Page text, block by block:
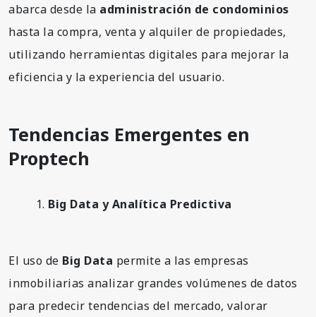
abarca desde la administración de condominios
hasta la compra, venta y alquiler de propiedades,
utilizando herramientas digitales para mejorar la
eficiencia y la experiencia del usuario.
Tendencias Emergentes en
Proptech
Big Data y Analítica Predictiva
El uso de Big Data permite a las empresas
inmobiliarias analizar grandes volúmenes de datos
para predecir tendencias del mercado, valorar